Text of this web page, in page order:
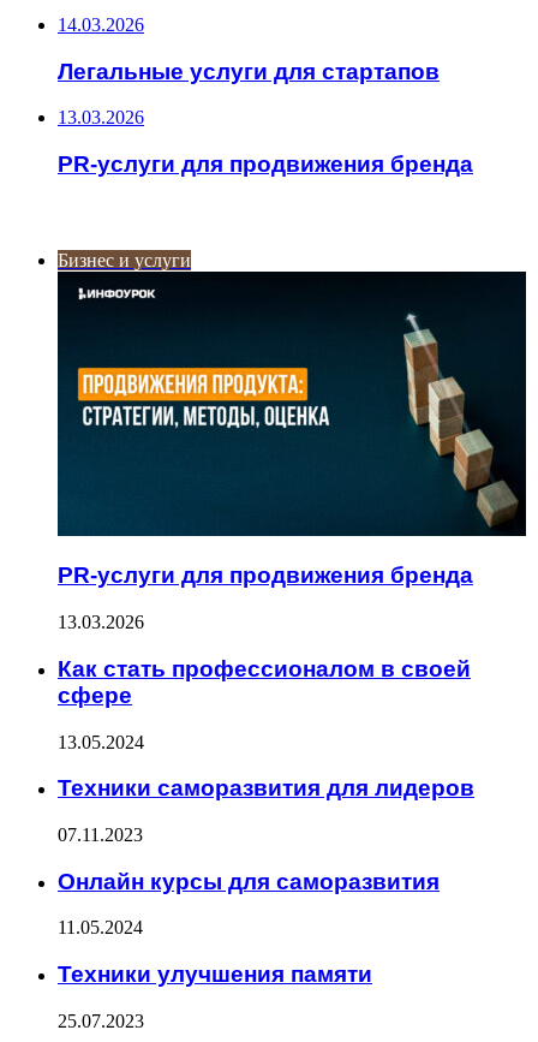
14.03.2026
Легальные услуги для стартапов
13.03.2026
PR-услуги для продвижения бренда
Бизнес и услуги
PR-услуги для продвижения бренда
13.03.2026
Как стать профессионалом в своей
сфере
13.05.2024
Техники саморазвития для лидеров
07.11.2023
Онлайн курсы для саморазвития
11.05.2024
Техники улучшения памяти
25.07.2023